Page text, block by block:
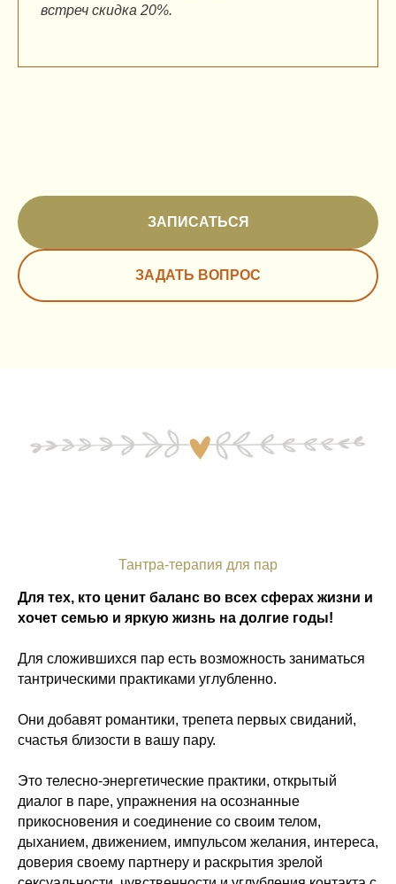
встреч скидка 20%.
ЗАПИСАТЬСЯ
ЗАДАТЬ ВОПРОС
Тантра-терапия для пар
Для тех, кто ценит баланс во всех сферах жизни и
хочет семью и яркую жизнь на долгие годы!
Для сложившихся пар есть возможность заниматься
тантрическими практиками углубленно.
Они добавят романтики, трепета первых свиданий,
счастья близости в вашу пару.
Это телесно-энергетические практики, открытый
диалог в паре, упражнения на осознанные
прикосновения и соединение со своим телом,
дыханием, движением, импульсом желания, интереса,
доверия своему партнеру и раскрытия зрелой